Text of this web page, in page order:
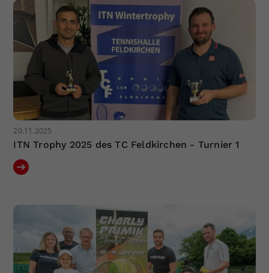
20.11.2025
ITN Trophy 2025 des TC Feldkirchen - Turnier 1